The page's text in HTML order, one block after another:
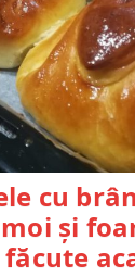
cu
și
făcute